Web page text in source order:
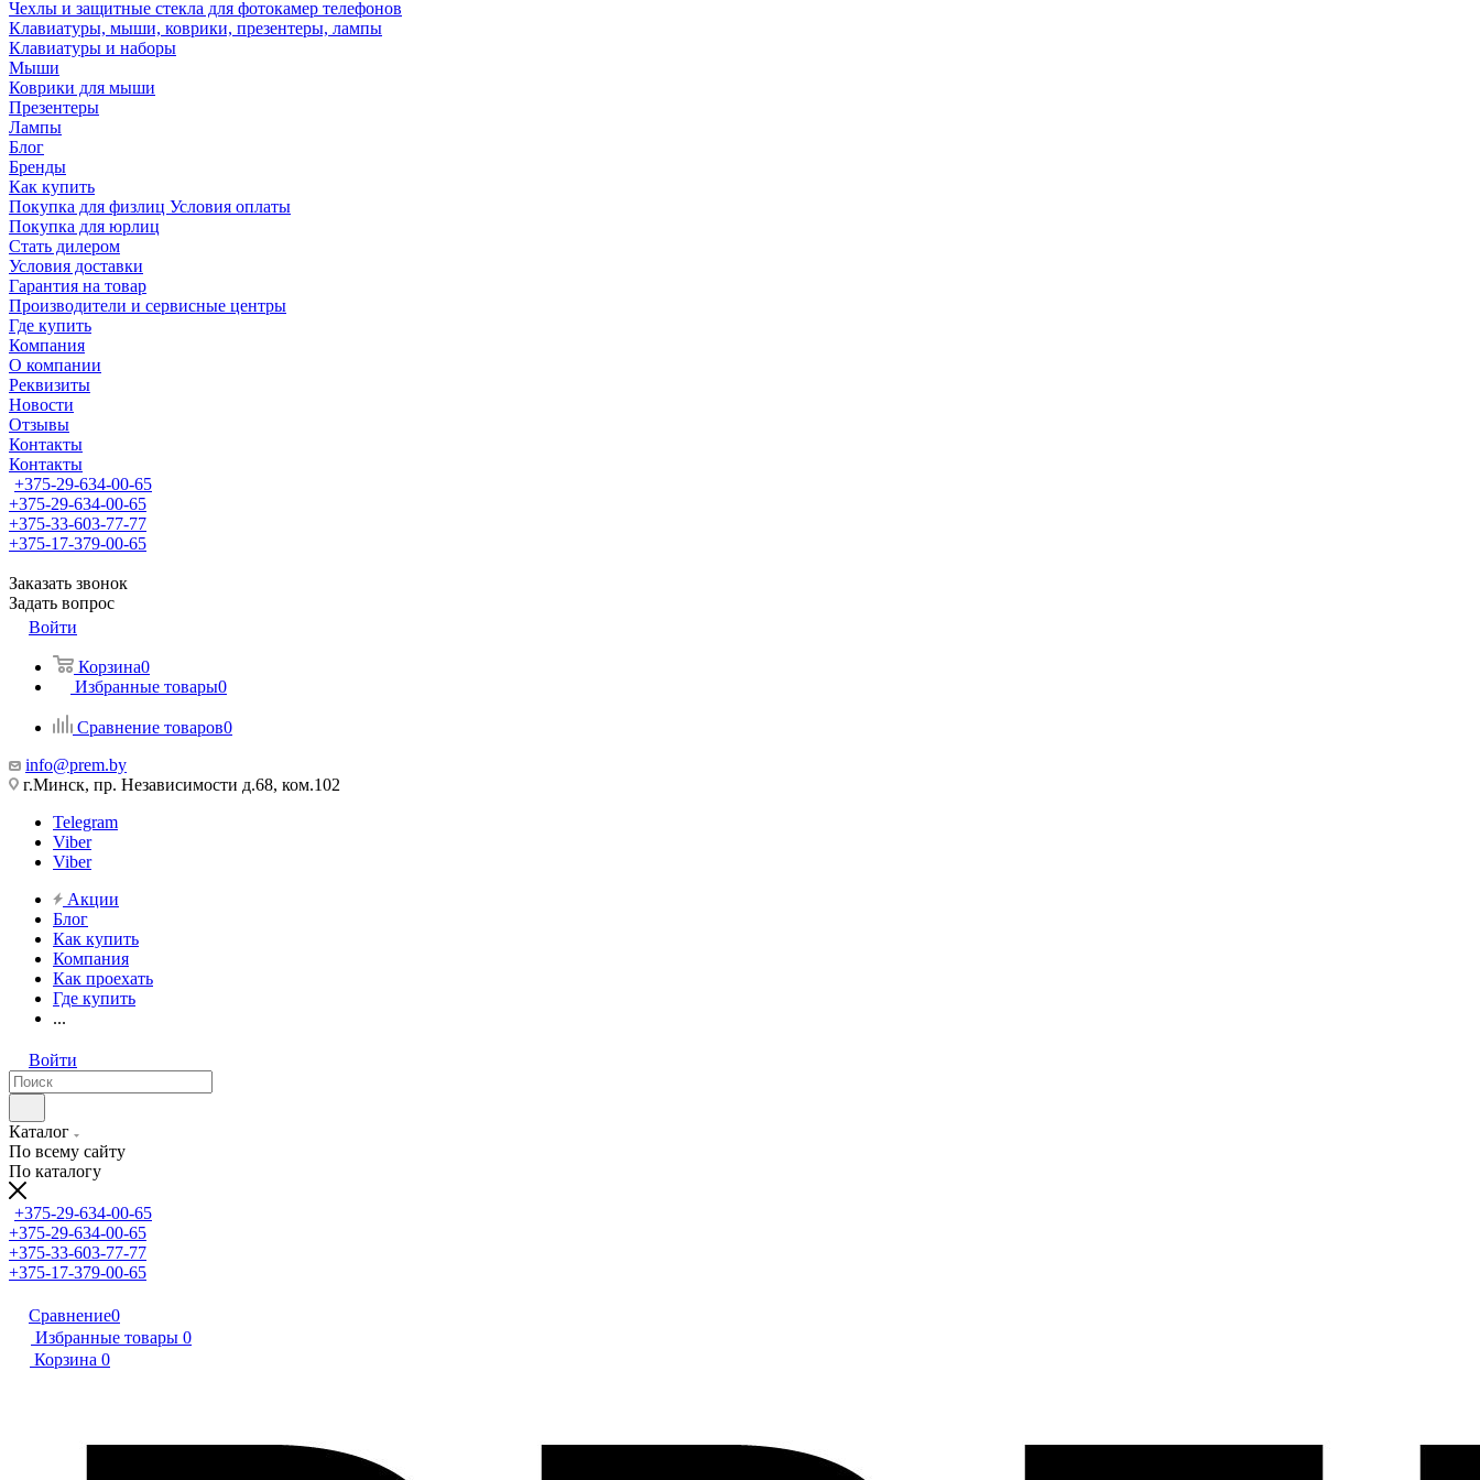
Чехлы и защитные стекла для фотокамер телефонов
Клавиатуры, мыши, коврики, презентеры, лампы
Клавиатуры и наборы
Мыши
Коврики для мыши
Презентеры
Лампы
Блог
Бренды
Как купить
Покупка для физлиц Условия оплаты
Покупка для юрлиц
Стать дилером
Условия доставки
Гарантия на товар
Производители и сервисные центры
Где купить
Компания
О компании
Реквизиты
Новости
Отзывы
Контакты
Контакты
+375-29-634-00-65
+375-29-634-00-65
+375-33-603-77-77
+375-17-379-00-65
Заказать звонок
Задать вопрос
Войти
Корзина0
Избранные товары0
Сравнение товаров0
info@prem.by
г.Минск, пр. Независимости д.68, ком.102
Telegram
Viber
Viber
Акции
Блог
Как купить
Компания
Как проехать
Где купить
...
Войти
Каталог
По всему сайту
По каталогу
+375-29-634-00-65
+375-29-634-00-65
+375-33-603-77-77
+375-17-379-00-65
Сравнение0
Избранные товары 0
Корзина 0